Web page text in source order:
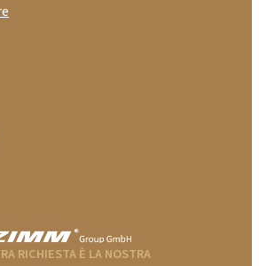
RICHIESTA È LA NOSTRA